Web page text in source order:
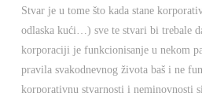
Stvar je u tome što kada stane
odlaska kući…) sve te stvari bi trebale
korporaciji je funkcionisanje u nekom
pravila svakodnevnog života baš i ne
korporativnu stvarnosti i neminovnosti